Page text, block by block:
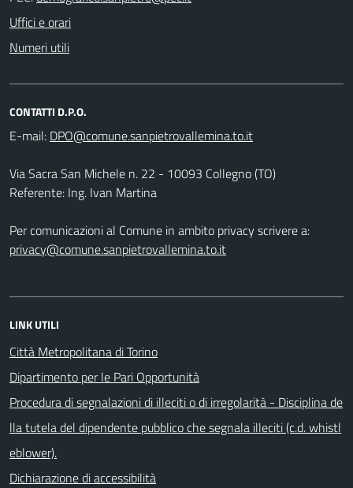
Uffici e orari
Numeri utili
CONTATTI D.P.O.
E-mail:
Via Sacra San Michele n. 22 - 10093 Collegno (TO)
Referente: Ing. Ivan Martina
Per comunicazioni al Comune in ambito privacy scrivere a:
privacy@comune.sanpietrovallemina.to.it
LINK UTILI
Città Metropolitana di Torino
Dipartimento per le Pari Opportunità
Procedura di segnalazioni di illeciti o di irregolarità - Disciplina de
lla tutela del dipendente pubblico che segnala illeciti (c.d. whistl
eblower).
Dichiarazione di accessibilità